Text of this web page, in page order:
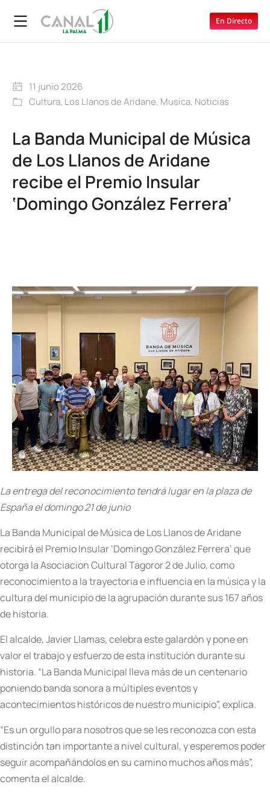
En Directo
11 junio 2026
Cultura, Los Llanos de Aridane, Musica, Noticias
La Banda Municipal de Música
de Los Llanos de Aridane
recibe el Premio Insular
‘Domingo González Ferrera’
La entrega del reconocimiento tendrá lugar en la plaza de
España el domingo 21 de junio
La Banda Municipal de Música de Los Llanos de Aridane
recibirá el Premio Insular ‘Domingo González Ferrera’ que
otorga la Asociacion Cultural Tagoror 2 de Julio, como
reconocimiento a la trayectoria e influencia en la música y la
cultura del municipio de la agrupación durante sus 167 años
de historia.
El alcalde, Javier Llamas, celebra este galardón y pone en
valor el trabajo y esfuerzo de esta institución durante su
historia. “La Banda Municipal lleva más de un centenario
poniendo banda sonora a múltiples eventos y
acontecimientos históricos de nuestro municipio”, explica.
“Es un orgullo para nosotros que se les reconozca con esta
distinción tan importante a nivel cultural, y esperemos poder
seguir acompañándolos en su camino muchos años más”,
comenta el alcalde.